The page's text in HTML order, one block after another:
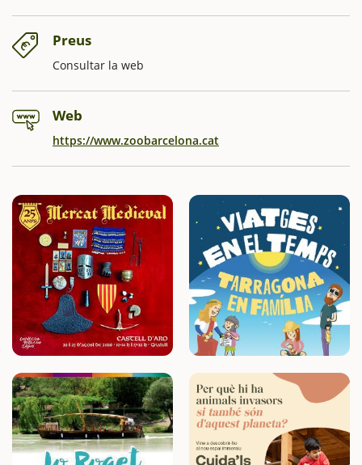
Preus
Consultar la web
Web
https://www.zoobarcelona.cat